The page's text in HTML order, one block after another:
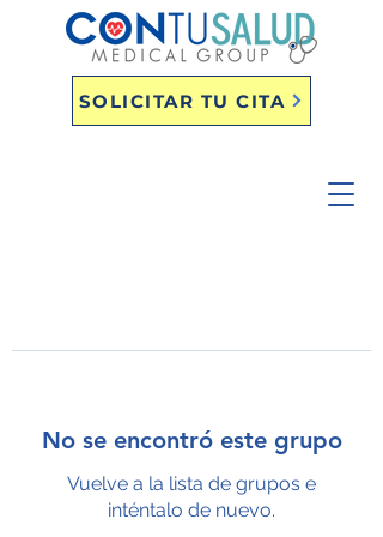
SOLICITAR TU CITA
No se encontró este grupo
Vuelve a la lista de grupos e
inténtalo de nuevo.